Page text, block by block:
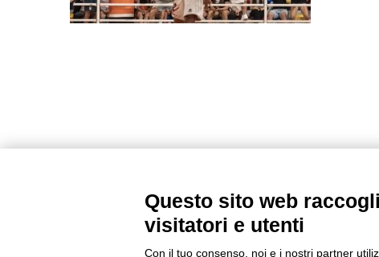
Questo sito web
visitatori e utenti
Con il tuo consenso, noi e i nostri partner